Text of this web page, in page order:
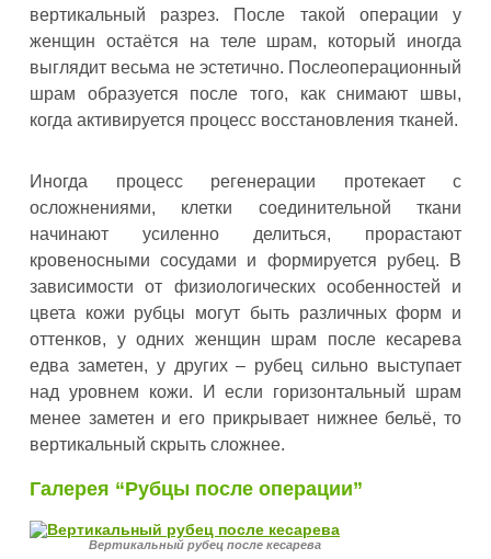
вертикальный разрез. После такой операции у
женщин остаётся на теле шрам, который иногда
выглядит весьма не эстетично. Послеоперационный
шрам образуется после того, как снимают швы,
когда активируется процесс восстановления тканей.
Иногда процесс регенерации протекает с
осложнениями, клетки соединительной ткани
начинают усиленно делиться, прорастают
кровеносными сосудами и формируется рубец. В
зависимости от физиологических особенностей и
цвета кожи рубцы могут быть различных форм и
оттенков, у одних женщин шрам после кесарева
едва заметен, у других – рубец сильно выступает
над уровнем кожи. И если горизонтальный шрам
менее заметен и его прикрывает нижнее бельё, то
вертикальный скрыть сложнее.
Галерея “Рубцы после операции”
Вертикальный рубец после кесарева